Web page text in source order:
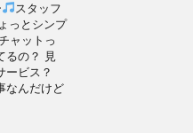
スタッフ
っとシンプ
ャットっ
るの？ 見
ービス？
なんだけど